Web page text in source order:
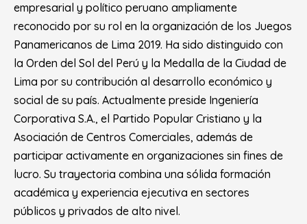
empresarial y político peruano ampliamente
reconocido por su rol en la organización de los Juegos
Panamericanos de Lima 2019. Ha sido distinguido con
la Orden del Sol del Perú y la Medalla de la Ciudad de
Lima por su contribución al desarrollo económico y
social de su país. Actualmente preside Ingeniería
Corporativa S.A., el Partido Popular Cristiano y la
Asociación de Centros Comerciales, además de
participar activamente en organizaciones sin fines de
lucro. Su trayectoria combina una sólida formación
académica y experiencia ejecutiva en sectores
públicos y privados de alto nivel.